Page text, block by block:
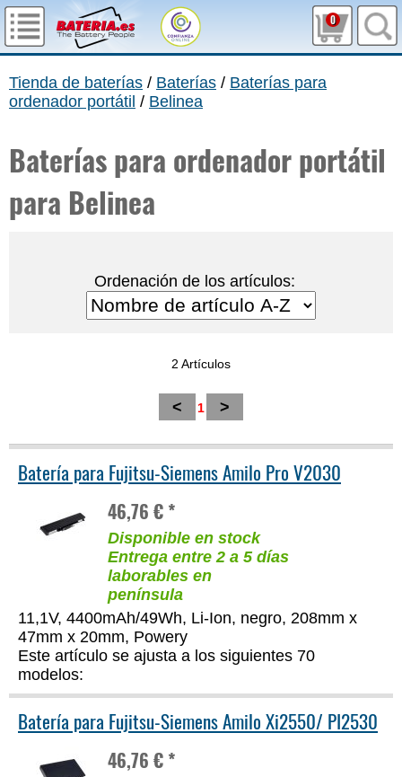
0
Tienda de baterías / Baterías / Baterías para
ordenador portátil / Belinea
Baterías para ordenador portátil
para Belinea
Ordenación de los artículos:
2 Artículos
< 1 >
Batería para Fujitsu-Siemens Amilo Pro V2030
46,76 € *
Disponible en stock
Entrega entre 2 a 5 días
laborables en
península
11,1V, 4400mAh/49Wh, Li-Ion, negro, 208mm x
47mm x 20mm, Powery
Este artículo se ajusta a los siguientes 70
modelos:
Batería para Fujitsu-Siemens Amilo Xi2550/ PI2530
46,76 € *